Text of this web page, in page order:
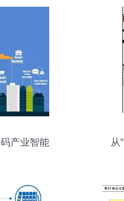
产业智能
从